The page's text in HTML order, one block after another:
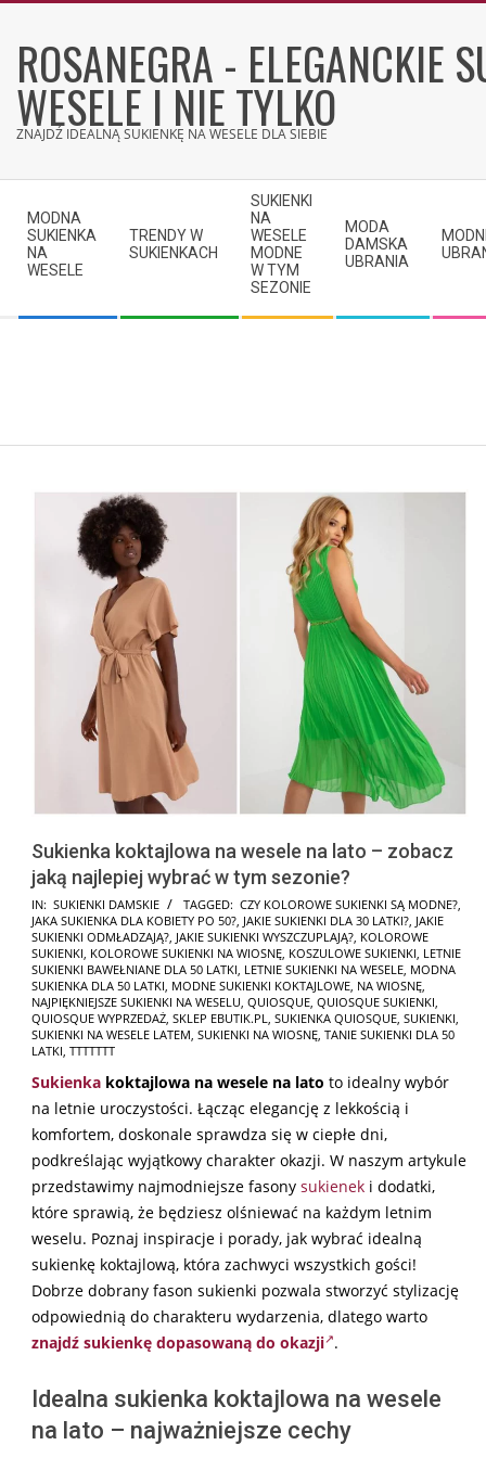
contentROSANEGRA - ELEGANCKIE
WESELE I NIE TYLKO
ZNAJDŹ IDEALNĄ SUKIENKĘ NA WESELE DLA SIEBIE
Navigation
Menu
MODNA
SUKIENKA
NA
WESELE
TRENDY W
SUKIENKACH
SUKIENKI
NA
WESELE
MODNE
W TYM
SEZONIE
MODA
DAMSKA
UBRANIA
Sukienka koktajlowa na wesele na lato – zobacz
jaką najlepiej wybrać w tym sezonie?
2026-
05-
28
IN: SUKIENKI DAMSKIE TAGGED: CZY KOLOROWE SUKIENKI SĄ MODNE?,
JAKA SUKIENKA DLA KOBIETY PO 50?, JAKIE SUKIENKI DLA 30 LATKI?, JAKIE
SUKIENKI ODMŁADZAJĄ?, JAKIE SUKIENKI WYSZCZUPLAJĄ?, KOLOROWE
SUKIENKI, KOLOROWE SUKIENKI NA WIOSNĘ, KOSZULOWE SUKIENKI, LETNIE
SUKIENKI BAWEŁNIANE DLA 50 LATKI, LETNIE SUKIENKI NA WESELE, MODNA
SUKIENKA DLA 50 LATKI, MODNE SUKIENKI KOKTAJLOWE, NA WIOSNĘ,
NAJPIĘKNIEJSZE SUKIENKI NA WESELU, QUIOSQUE, QUIOSQUE SUKIENKI,
QUIOSQUE WYPRZEDAŻ, SKLEP EBUTIK.PL, SUKIENKA QUIOSQUE, SUKIENKI,
SUKIENKI NA WESELE LATEM, SUKIENKI NA WIOSNĘ, TANIE SUKIENKI DLA 50
LATKI, TTTTTTT
Sukienka koktajlowa na wesele na lato to idealny wybór
na letnie uroczystości. Łącząc elegancję z lekkością i
komfortem, doskonale sprawdza się w ciepłe dni,
podkreślając wyjątkowy charakter okazji. W naszym artykule
przedstawimy najmodniejsze fasony sukienek i dodatki,
które sprawią, że będziesz olśniewać na każdym letnim
weselu. Poznaj inspiracje i porady, jak wybrać idealną
sukienkę koktajlową, która zachwyci wszystkich gości!
Dobrze dobrany fason sukienki pozwala stworzyć stylizację
odpowiednią do charakteru wydarzenia, dlatego warto
znajdź sukienkę dopasowaną do okazji .
Idealna sukienka koktajlowa na wesele
na lato – najważniejsze cechy